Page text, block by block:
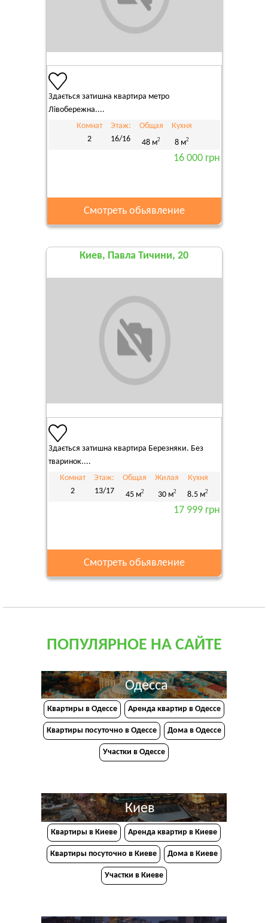
Здається затишна квартира метро
Лівобережна....
Комнат
2
Этаж:
16/16
Общая
48 м2
Кухня
8 м2
16 000 грн
Смотреть обьявление
Киев, Павла Тичини, 20
Здається затишна квартира Березняки. Без
тваринок....
Комнат
2
Этаж:
13/17
Общая
45 м2
Жилая
30 м2
Кухня
8.5 м2
17 999 грн
Смотреть обьявление
ПОПУЛЯРНОЕ НА САЙТЕ
Одесса
Квартиры в Одессе Аренда квартир в Одессе
Квартиры посуточно в Одессе Дома в Одессе
Участки в Одессе
Киев
Квартиры в Киеве Аренда квартир в Киеве
Квартиры посуточно в Киеве Дома в Киеве
Участки в Киеве